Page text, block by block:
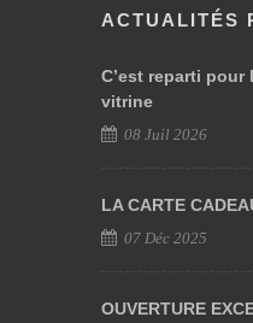
ACTUALITÉS
C’est reparti
vitrine
08 Juil 2026
LA CARTE
07 Déc 2025
OUVERTURE